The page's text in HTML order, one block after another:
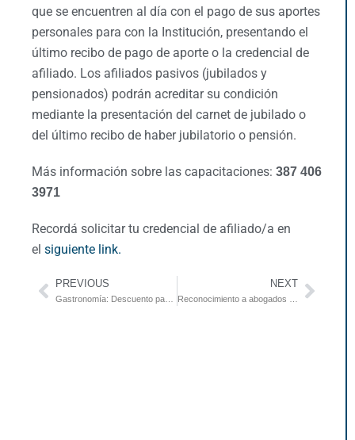
que se encuentren al día con el pago de sus aportes
personales para con la Institución, presentando el
último recibo de pago de aporte o la credencial de
afiliado. Los afiliados pasivos (jubilados y
pensionados) podrán acreditar su condición
mediante la presentación del carnet de jubilado o
del último recibo de haber jubilatorio o pensión.
Más información sobre las capacitaciones: 387 406
3971
Recordá solicitar tu credencial de afiliado/a en
el siguiente link.
PREVIOUS NEXT